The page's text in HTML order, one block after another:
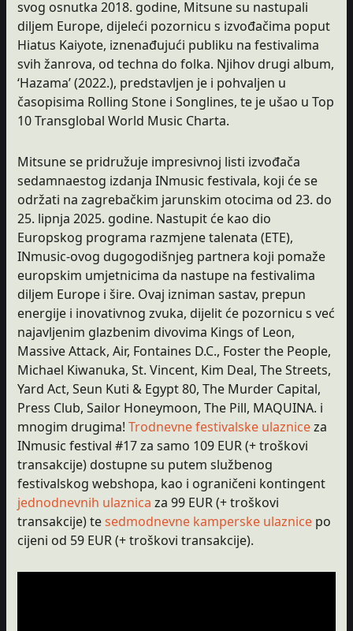
svog osnutka 2018. godine, Mitsune su nastupali
diljem Europe, dijeleći pozornicu s izvođačima poput
Hiatus Kaiyote, iznenađujući publiku na festivalima
svih žanrova, od techna do folka. Njihov drugi album,
‘Hazama’ (2022.), predstavljen je i pohvaljen u
časopisima Rolling Stone i Songlines, te je ušao u Top
10 Transglobal World Music Charta.
Mitsune se pridružuje impresivnoj listi izvođača
sedamnaestog izdanja INmusic festivala, koji će se
održati na zagrebačkim jarunskim otocima od 23. do
25. lipnja 2025. godine. Nastupit će kao dio
Europskog programa razmjene talenata (ETE),
INmusic-ovog dugogodišnjeg partnera koji pomaže
europskim umjetnicima da nastupe na festivalima
diljem Europe i šire. Ovaj izniman sastav, prepun
energije i inovativnog zvuka, dijelit će pozornicu s već
najavljenim glazbenim divovima Kings of Leon,
Massive Attack, Air, Fontaines D.C., Foster the People,
Michael Kiwanuka, St. Vincent, Kim Deal, The Streets,
Yard Act, Seun Kuti & Egypt 80, The Murder Capital,
Press Club, Sailor Honeymoon, The Pill, MAQUINA. i
mnogim drugima! Trodnevne festivalske ulazniceza
INmusic festival #17 za samo 109 EUR (+ troškovi
transakcije) dostupne su putem službenog
festivalskog webshopa, kao i ograničeni kontingent
jednodnevnih ulaznica za 99 EUR (+ troškovi
transakcije) tesedmodnevne kamperske ulaznice po
cijeni od 59 EUR (+ troškovi transakcije).